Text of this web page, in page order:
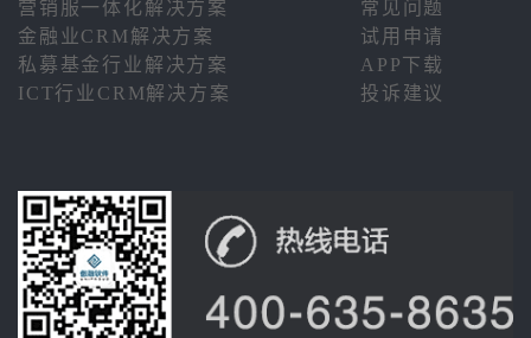
营销服一体化解决方案
常见问题
金融业CRM解决方案
试用申请
私募基金行业解决方案
APP下载
ICT行业CRM解决方案
投诉建议